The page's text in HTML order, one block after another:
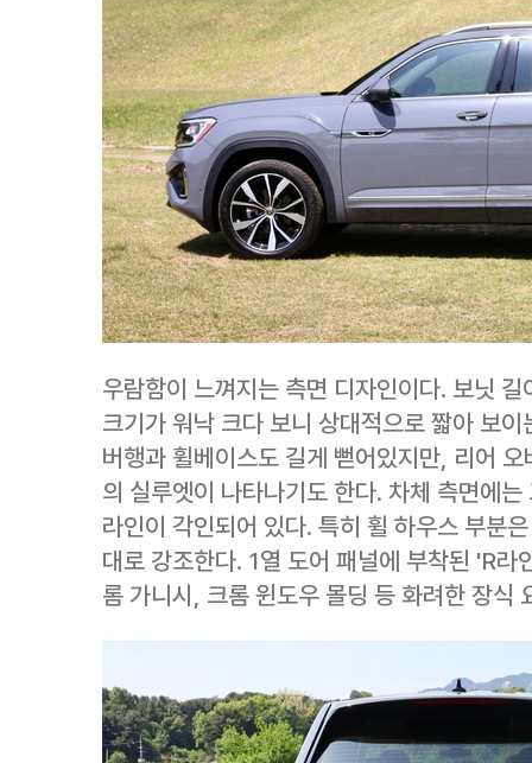
우람함이 느껴지는 측면 디자인이다. 보닛
크기가 워낙 크다 보니 상대적으로 짧아 보
버행과 휠베이스도 길게 뻗어있지만, 리어
의 실루엣이 나타나기도 한다. 차체 측면에
라인이 각인되어 있다. 특히 휠 하우스 부분
대로 강조한다. 1열 도어 패널에 부착된 'R라
롬 가니시, 크롬 윈도우 몰딩 등 화려한 장식